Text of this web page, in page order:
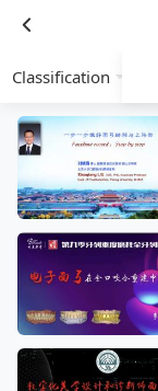
Classification